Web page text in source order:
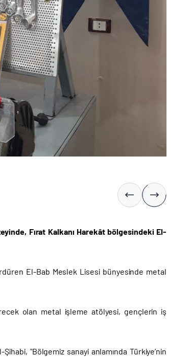
Fırat Kalkanı Harekât bölgesindeki El-
El-Bab Meslek Lisesi bünyesinde metal
olan metal işleme atölyesi, gençlerin iş
"Bölgemiz sanayi anlamında Türkiye’nin